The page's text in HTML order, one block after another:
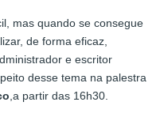
mas quando se consegue
de forma eficaz,
e escritor
desse tema na palestra
,a partir das 16h30.